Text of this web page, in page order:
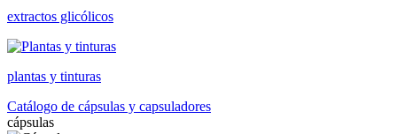
extractos glicólicos
plantas y tinturas
Catálogo de cápsulas y capsuladores
cápsulas